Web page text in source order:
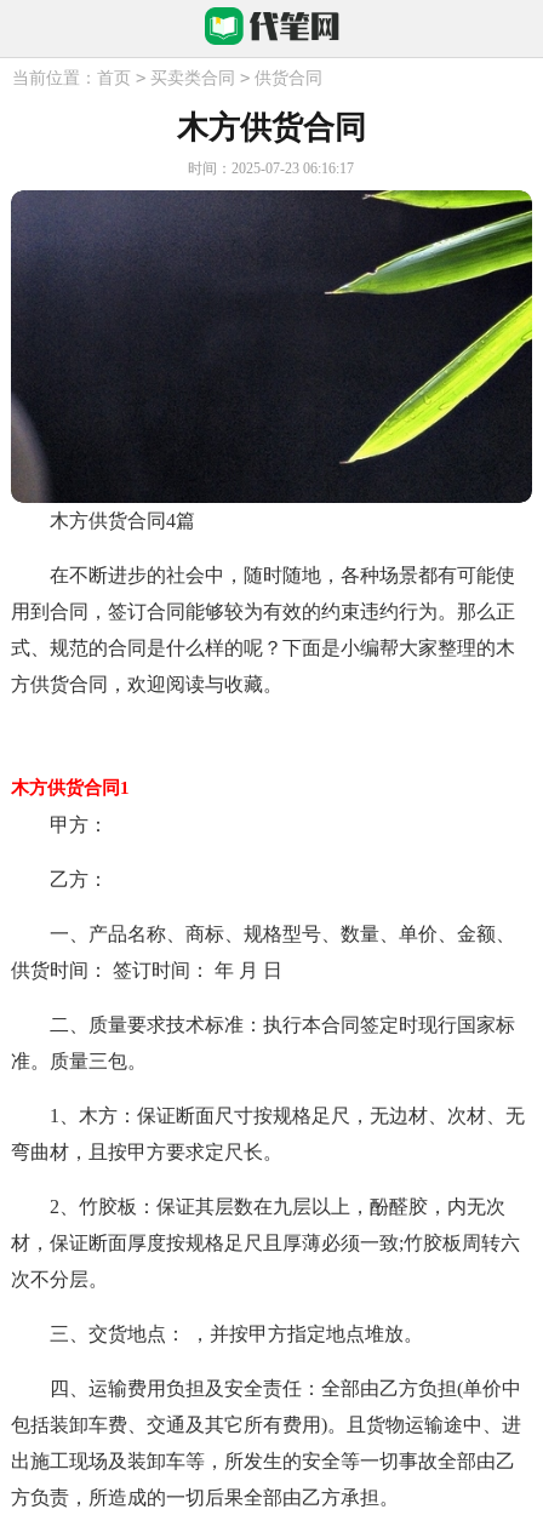
当前位置： 首页 > 买卖类合同 > 供货合同
木方供货合同
时间：2025-07-23 06:16:17
木方供货合同4篇
在不断进步的社会中，随时随地，各种场景都有可能使
用到合同，签订合同能够较为有效的约束违约行为。那么正
式、规范的合同是什么样的呢？下面是小编帮大家整理的木
方供货合同，欢迎阅读与收藏。
木方供货合同1
甲方：
乙方：
一、产品名称、商标、规格型号、数量、单价、金额、
供货时间： 签订时间： 年 月 日
二、质量要求技术标准：执行本合同签定时现行国家标
准。质量三包。
1、木方：保证断面尺寸按规格足尺，无边材、次材、无
弯曲材，且按甲方要求定尺长。
2、竹胶板：保证其层数在九层以上，酚醛胶，内无次
材，保证断面厚度按规格足尺且厚薄必须一致;竹胶板周转六
次不分层。
三、交货地点： ，并按甲方指定地点堆放。
四、运输费用负担及安全责任：全部由乙方负担(单价中
包括装卸车费、交通及其它所有费用)。且货物运输途中、进
出施工现场及装卸车等，所发生的安全等一切事故全部由乙
方负责，所造成的一切后果全部由乙方承担。